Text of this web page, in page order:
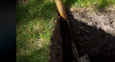
technologie